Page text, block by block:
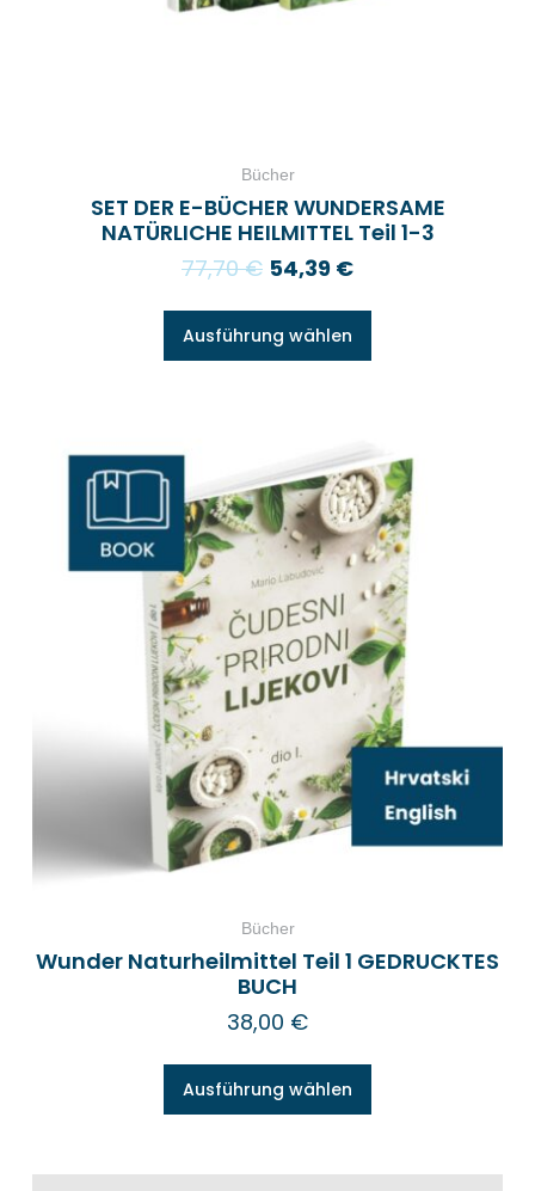
Bücher
SET DER E-BÜCHER WUNDERSAME
NATÜRLICHE HEILMITTEL Teil 1-3
77,70€ 54,39 €
Ausführung wählen
Bücher
Wunder Naturheilmittel Teil 1 GEDRUCKTES
BUCH
38,00 €
Ausführung wählen